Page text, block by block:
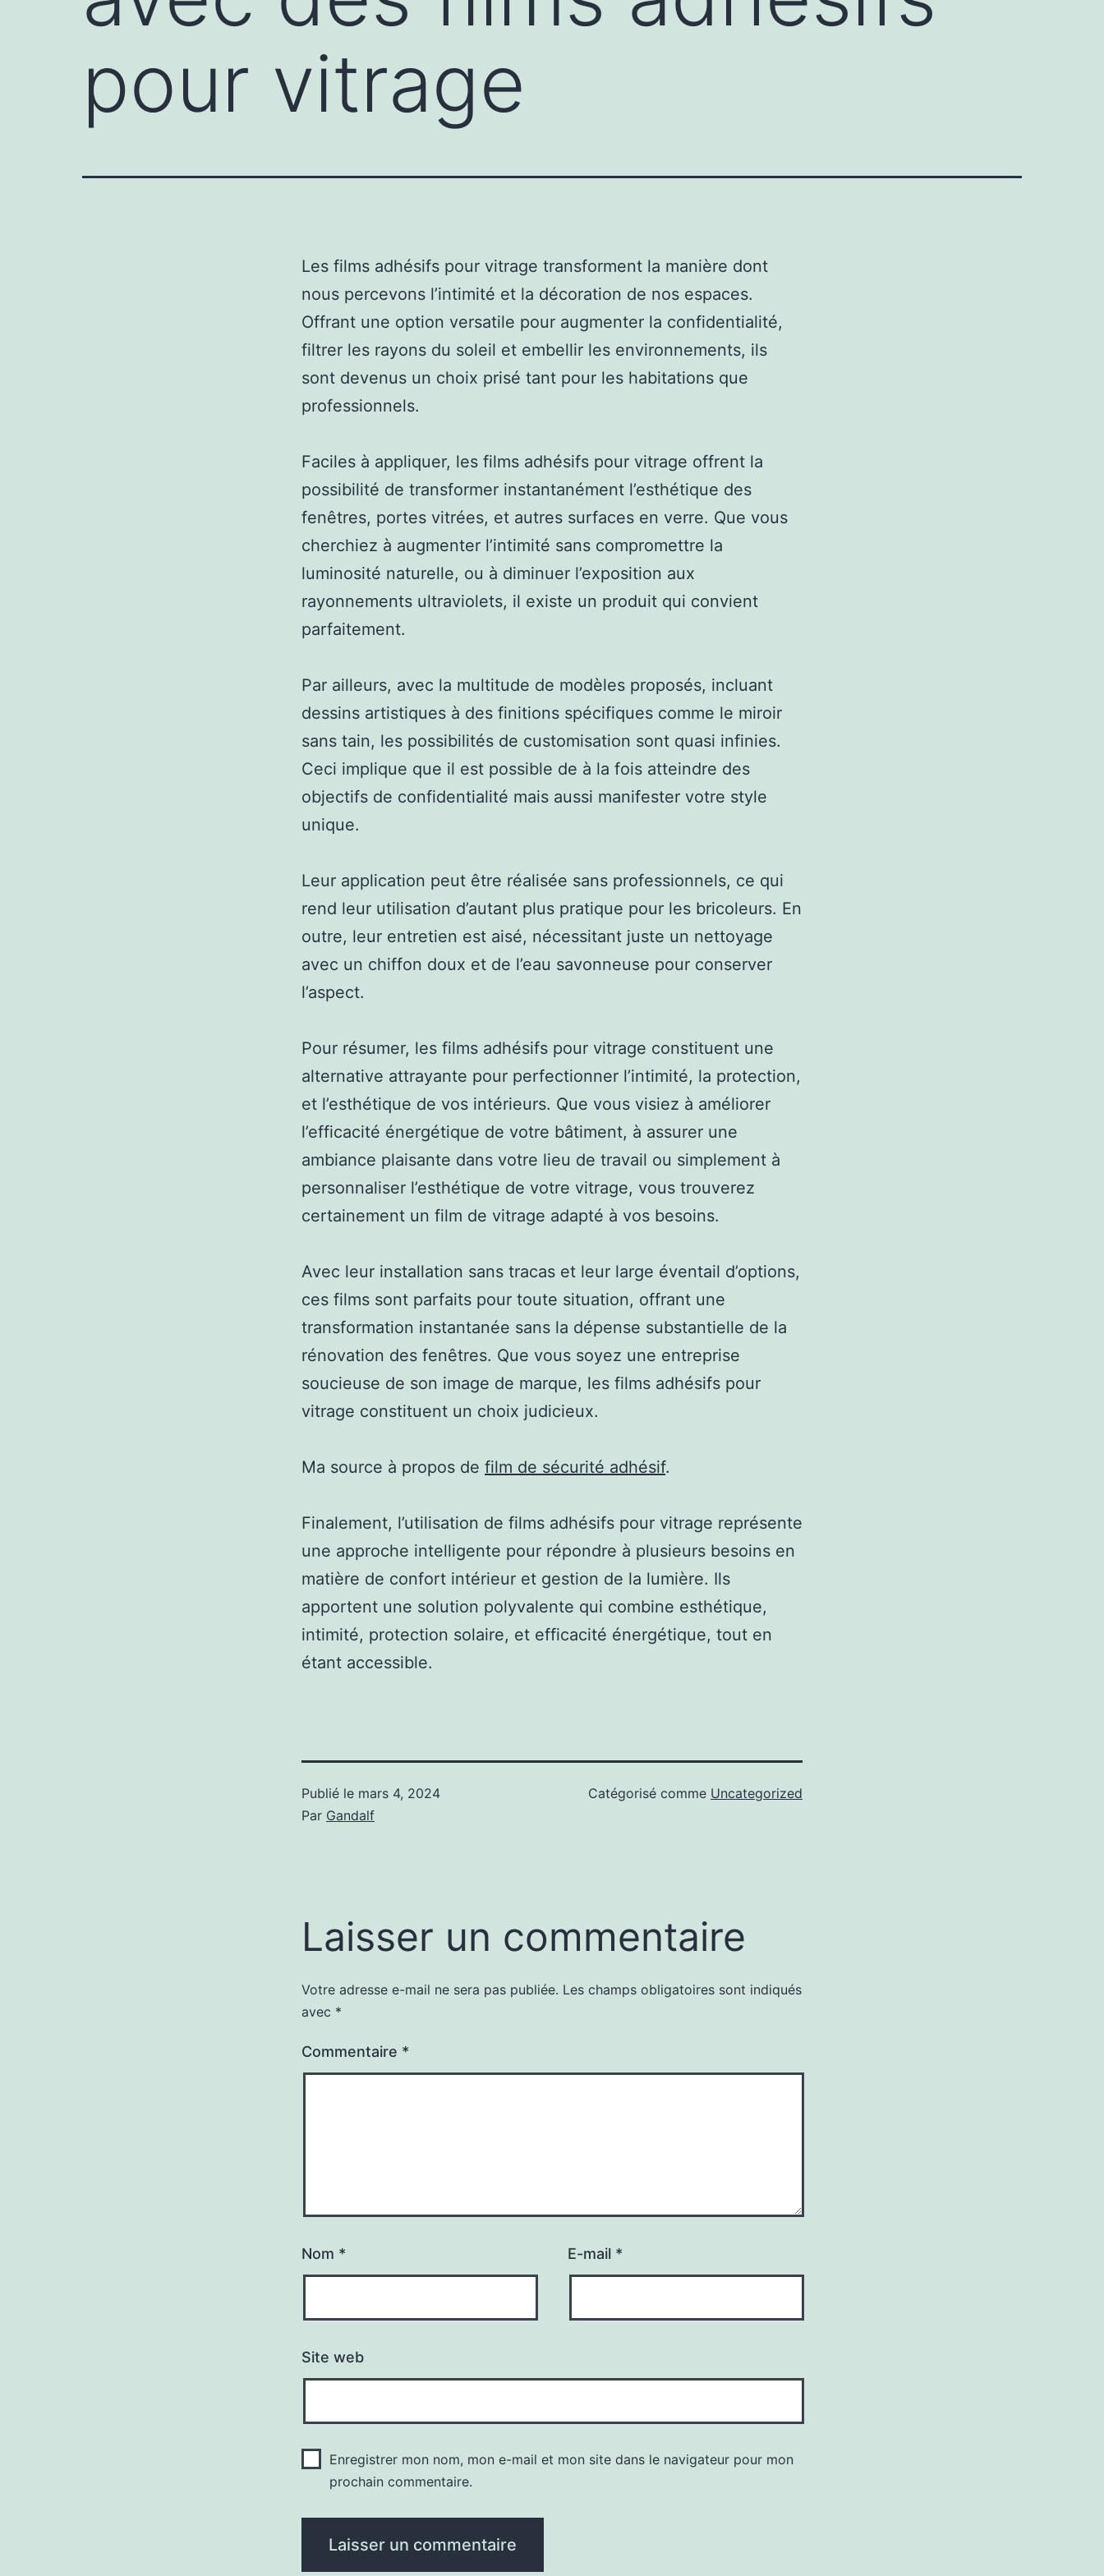
pour vitrage
Les films adhésifs pour vitrage transforment la manière dont
nous percevons l’intimité et la décoration de nos espaces.
Offrant une option versatile pour augmenter la confidentialité,
filtrer les rayons du soleil et embellir les environnements, ils
sont devenus un choix prisé tant pour les habitations que
professionnels.
Faciles à appliquer, les films adhésifs pour vitrage offrent la
possibilité de transformer instantanément l’esthétique des
fenêtres, portes vitrées, et autres surfaces en verre. Que vous
cherchiez à augmenter l’intimité sans compromettre la
luminosité naturelle, ou à diminuer l’exposition aux
rayonnements ultraviolets, il existe un produit qui convient
parfaitement.
Par ailleurs, avec la multitude de modèles proposés, incluant
dessins artistiques à des finitions spécifiques comme le miroir
sans tain, les possibilités de customisation sont quasi infinies.
Ceci implique que il est possible de à la fois atteindre des
objectifs de confidentialité mais aussi manifester votre style
unique.
Leur application peut être réalisée sans professionnels, ce qui
rend leur utilisation d’autant plus pratique pour les bricoleurs. En
outre, leur entretien est aisé, nécessitant juste un nettoyage
avec un chiffon doux et de l’eau savonneuse pour conserver
l’aspect.
Pour résumer, les films adhésifs pour vitrage constituent une
alternative attrayante pour perfectionner l’intimité, la protection,
et l’esthétique de vos intérieurs. Que vous visiez à améliorer
l’efficacité énergétique de votre bâtiment, à assurer une
ambiance plaisante dans votre lieu de travail ou simplement à
personnaliser l’esthétique de votre vitrage, vous trouverez
certainement un film de vitrage adapté à vos besoins.
Avec leur installation sans tracas et leur large éventail d’options,
ces films sont parfaits pour toute situation, offrant une
transformation instantanée sans la dépense substantielle de la
rénovation des fenêtres. Que vous soyez une entreprise
soucieuse de son image de marque, les films adhésifs pour
vitrage constituent un choix judicieux.
Ma source à propos de film de sécurité adhésif.
Finalement, l’utilisation de films adhésifs pour vitrage représente
une approche intelligente pour répondre à plusieurs besoins en
matière de confort intérieur et gestion de la lumière. Ils
apportent une solution polyvalente qui combine esthétique,
intimité, protection solaire, et efficacité énergétique, tout en
étant accessible.
Publié le mars 4, 2024
Par Gandalf
Catégorisé comme Uncategorized
Laisser un commentaire
Votre adresse e-mail ne sera pas publiée. Les champs obligatoires sont indiqués
avec *
Commentaire *
Nom * E-mail *
Site web
Enregistrer mon nom, mon e-mail et mon site dans le navigateur pour mon
prochain commentaire.